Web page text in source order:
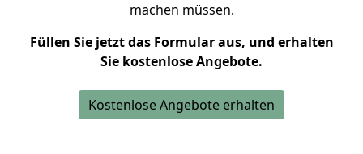
machen müssen.
Füllen Sie jetzt das Formular aus, und erhalten
Sie kostenlose Angebote.
Kostenlose Angebote erhalten